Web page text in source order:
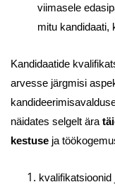
viimasele
mitu kandidaati,
Kandidaatide
arvesse järgmisi
näidates selgelt ära
kestuse ja
kvalifikatsioonid